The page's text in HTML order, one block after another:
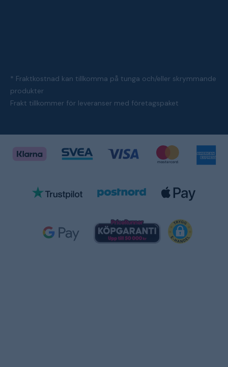
* Fraktkostnad kan tillkomma på tunga och/eller skrymmande
produkter
Frakt tillkommer för leveranser med företagspaket